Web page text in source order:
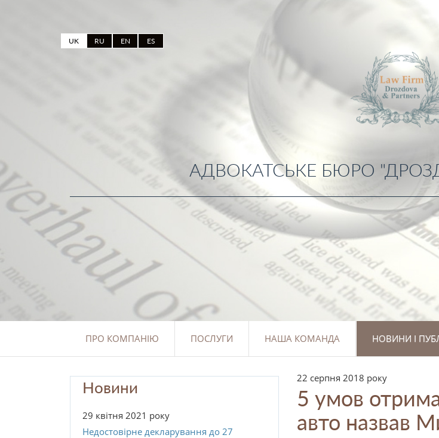
UK RU EN ES
АДВОКАТСЬКЕ БЮРО
ПРО КОМПАНІЮ ПОСЛУГИ НАША КОМАНДА НОВИНИ І
Новини
29 квітня 2021 року
Недостовірне декларування до 27
22 серпня 2018 року
5 умов
авто назвав